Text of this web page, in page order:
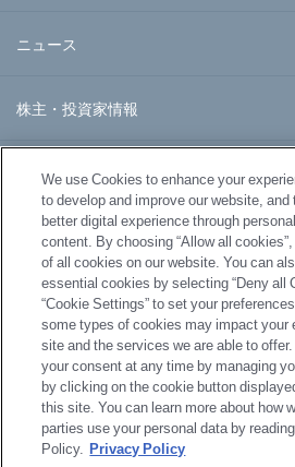
ニュース
株主・投資家情報
事業・製品
研究開発
サステナビリティ
採用情報
サイトマップ
We use Cookies to enhance your
to develop and improve our website,
better digital experience through
content. By choosing “Allow all
of all cookies on our website. You can
essential cookies by selecting “Deny all
“Cookie Settings” to set your
some types of cookies may impact your
site and the services we are able to
your consent at any time by managing
by clicking on the cookie button
this site. You can learn more about how
parties use your personal data by
Policy. Privacy Policy